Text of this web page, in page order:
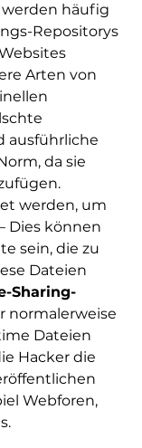
häufig
Repositorys
Arten von
ausführliche
da sie
werden, um
Dies können
sein, die zu
Dateien
Sharing-
normalerweise
Dateien
Hacker die
Webforen,